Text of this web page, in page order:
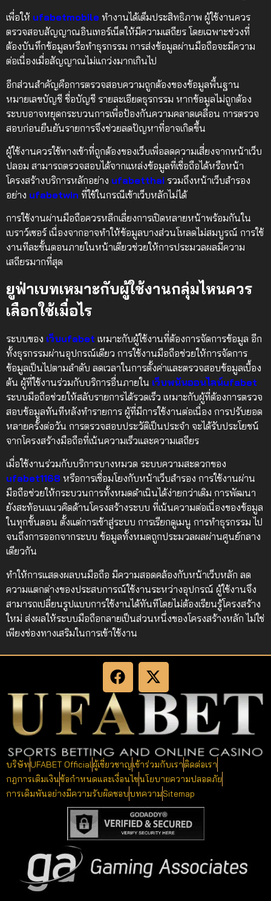
เพื่อให้ ufabetmobile ทำงานได้เต็มประสิทธิภาพ ผู้ใช้งานควร
ตรวจสอบสัญญาณอินเทอร์เน็ตให้มีความเสถียร โดยเฉพาะช่วงที่
ต้องบันทึกข้อมูลหรือทำธุรกรรม การส่งข้อมูลผ่านมือถือจะมีความ
ต่อเนื่องเมื่อสัญญาณไม่แกว่งมากเกินไป
อีกส่วนสำคัญคือการตรวจสอบความถูกต้องของข้อมูลพื้นฐาน
หมายเลขบัญชี ชื่อบัญชี รายละเอียดธุรกรรม หากข้อมูลไม่ถูกต้อง
ระบบอาจหยุดกระบวนการเพื่อป้องกันความคลาดเคลื่อน การตรวจ
สอบก่อนยืนยันรายการจึงช่วยลดปัญหาที่อาจเกิดขึ้น
ผู้ใช้งานควรใช้ทางเข้าที่ถูกต้องของเว็บเพื่อลดความเสี่ยงจากหน้าเว็บ
ปลอม สามารถตรวจสอบได้จากแหล่งข้อมูลที่เชื่อถือได้หรือหน้า
โครงสร้างบริการหลักอย่าง ufabetthai รวมถึงหน้าเว็บสำรอง
อย่าง ufabetwin ที่ใช้ในกรณีเข้าเว็บหลักไม่ได้
การใช้งานผ่านมือถือควรหลีกเลี่ยงการเปิดหลายหน้าพร้อมกันใน
เบราว์เซอร์ เนื่องจากอาจทำให้ข้อมูลบางส่วนโหลดไม่สมบูรณ์ การใช้
งานทีละขั้นตอนภายในหน้าเดียวช่วยให้การประมวลผลมีความ
เสถียรมากที่สุด
ยูฟ่าเบทเหมาะกับผู้ใช้งานกลุ่มไหนควร
เลือกใช้เมื่อไร
ระบบของ เว็บufabet เหมาะกับผู้ใช้งานที่ต้องการจัดการข้อมูล อีก
ทั้งธุรกรรมผ่านอุปกรณ์เดียว การใช้งานมือถือช่วยให้การจัดการ
ข้อมูลเป็นไปตามลำดับ ลดเวลาในการตั้งค่าและตรวจสอบข้อมูลเบื้อง
ต้น ผู้ที่ใช้งานร่วมกับบริการอื่นภายใน เว็บพนันออนไลน์ufabet
ระบบมือถือช่วยให้สลับรายการได้รวดเร็ว เหมาะกับผู้ที่ต้องการตรวจ
สอบข้อมูลทันทีหลังทำรายการ ผู้ที่มีการใช้งานต่อเนื่อง การปรับยอด
หลายครั้งต่อวัน การตรวจสอบประวัติเป็นประจำ จะได้รับประโยชน์
จากโครงสร้างมือถือที่เน้นความเร็วและความเสถียร
เมื่อใช้งานร่วมกับบริการบางหมวด ระบบความสะดวกของ
ufabet1168 หรือการเชื่อมโยงกับหน้าเว็บสำรอง การใช้งานผ่าน
มือถือช่วยให้กระบวนการทั้งหมดดำเนินได้ง่ายกว่าเดิม การพัฒนา
ยังสะท้อนแนวคิดด้านโครงสร้างระบบ ที่เน้นความต่อเนื่องของข้อมูล
ในทุกขั้นตอน ตั้งแต่การเข้าสู่ระบบ การเรียกดูเมนู การทำธุรกรรม ไป
จนถึงการออกจากระบบ ข้อมูลทั้งหมดถูกประมวลผลผ่านศูนย์กลาง
เดียวกัน
ทำให้การแสดงผลบนมือถือ มีความสอดคล้องกับหน้าเว็บหลัก ลด
ความแตกต่างของประสบการณ์ใช้งานระหว่างอุปกรณ์ ผู้ใช้งานจึง
สามารถเปลี่ยนรูปแบบการใช้งานได้ทันทีโดยไม่ต้องเรียนรู้โครงสร้าง
ใหม่ ส่งผลให้ระบบมือถือกลายเป็นส่วนหนึ่งของโครงสร้างหลัก ไม่ใช่
เพียงช่องทางเสริมในการเข้าใช้งาน
บริษัทUFABET Officialผู้เชี่ยวชาญเข้าร่วมกับเราติดต่อเรา
กฎการเติมเงินข้อกำหนดและเงื่อนไขนโยบายความปลอดภัย
การเดิมพันอย่างมีความรับผิดชอบบทความSitemap